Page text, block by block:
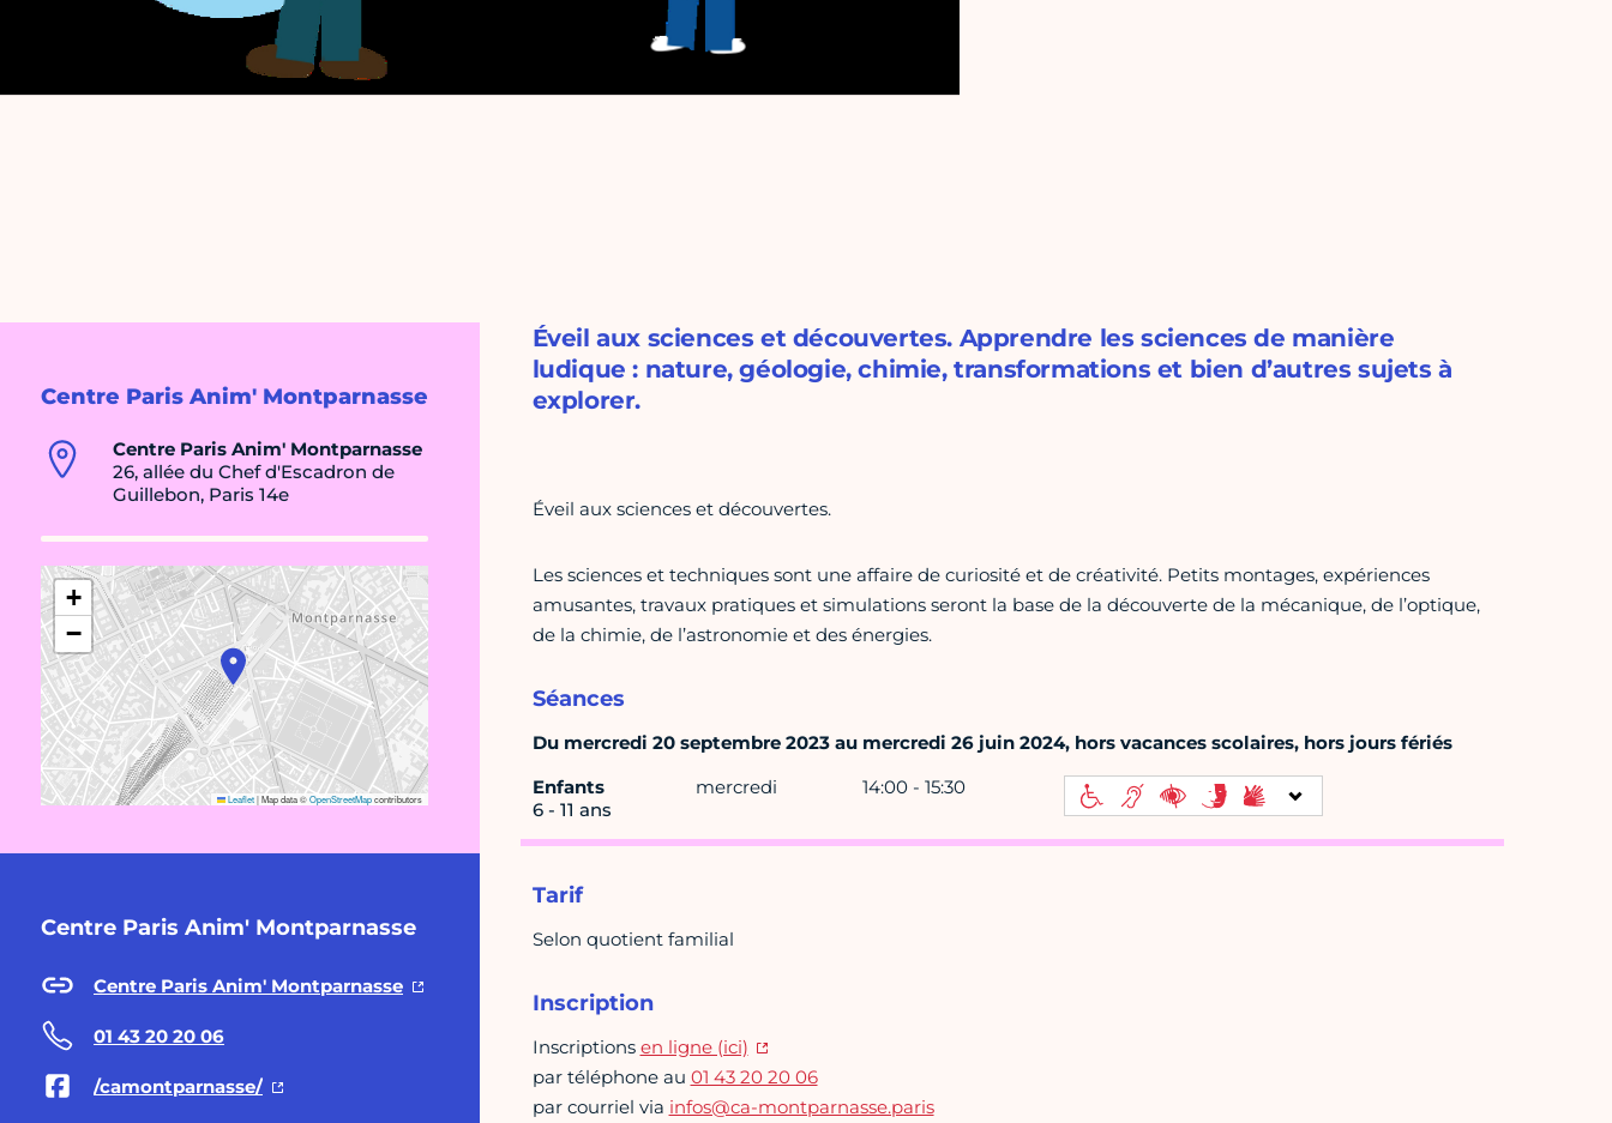
Centre Paris Anim' Montparnasse
Centre Paris Anim' Montparnasse
26, allée du Chef d'Escadron de
Guillebon, Paris 14e
+
−
Leaflet|Map data ©OpenStreetMapcontributors
Centre Paris Anim' Montparnasse
Centre Paris Anim' Montparnasse
01 43 20 20 06
/camontparnasse/
Éveil aux sciences et découvertes. Apprendre les sciences de manière
ludique : nature, géologie, chimie, transformations et bien d’autres sujets à
explorer.
Éveil aux sciences et découvertes.
Les sciences et techniques sont une affaire de curiosité et de créativité. Petits montages, expériences
amusantes, travaux pratiques et simulations seront la base de la découverte de la mécanique, de l’optique,
de la chimie, de l’astronomie et des énergies.
Séances
Du mercredi 20 septembre 2023 au mercredi 26 juin 2024, hors vacances scolaires, hors jours fériés
Enfants
6 - 11 ans
mercredi 14:00 - 15:30
Tarif
Selon quotient familial
Inscription
Inscriptions en ligne (ici)
par téléphone au 01 43 20 20 06
par courriel via infos@ca-montparnasse.paris